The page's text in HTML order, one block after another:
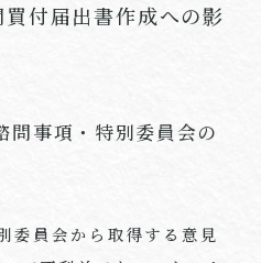
付届出書作成への影
事項・特別委員会の
委員会から取得する意見